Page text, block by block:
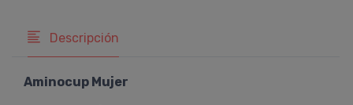
Descripción
Aminocup Mujer